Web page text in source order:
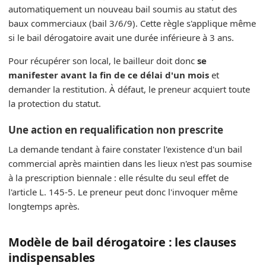
automatiquement un nouveau bail soumis au statut des
baux commerciaux (bail 3/6/9). Cette règle s'applique même
si le bail dérogatoire avait une durée inférieure à 3 ans.
Pour récupérer son local, le bailleur doit donc se
manifester avant la fin de ce délai d'un mois et
demander la restitution. À défaut, le preneur acquiert toute
la protection du statut.
Une action en requalification non prescrite
La demande tendant à faire constater l'existence d'un bail
commercial après maintien dans les lieux n'est pas soumise
à la prescription biennale : elle résulte du seul effet de
l'article L. 145-5. Le preneur peut donc l'invoquer même
longtemps après.
Modèle de bail dérogatoire : les clauses
indispensables